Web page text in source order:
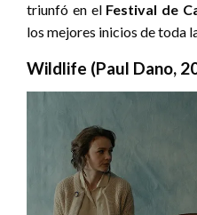
triunfó en el Festival de
los mejores inicios de toda
Wildlife (Paul Dano,